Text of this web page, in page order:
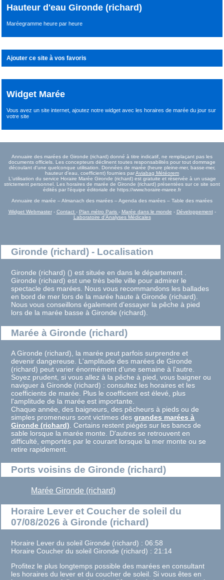
Hauteur d'eau Gironde (richard)
Maréegramme heure par heure
Ajouter ce site à vos favoris
Widget Marée
Vous avez un site internet,ajoutez notre widget avec les horaires de marée du joursur
votre site
Annuaire des marées de Gironde (richard) donné à titre indicatif, ne remplaçant pas les
documents officiels. Les concepteurs déclinent toutes responsabilités pour tout dommage
découlant d'une quelconque utilisation. Données de marée (heure pleine-mer, basse-mer,
hauteur d'eau, coefficient) fournies parAviabag Météorem
L'utilisation du service Horaire Marée Gironde (richard) est gratuite et réservée à un usage
strictement personnel. Les horaires de marée de Gironde (richard) présentées sur ce site sont
édités par l'équipe éditoriale de https://www.horaire-maree.fr
Annuaire de marée – Almanach des marées – Agenda des marées – Table des marées
Widget Webmaster- Contact - Plan métro Paris - Marée dans le monde - Développement-
Laboratoire d'Analyses Médicales
Gironde (richard) - Localisation
Gironde (richard) () est située en dans le département .
Gironde (richard) est une très belle ville pour admirer le
spectacle des marées. Nous vous recommandons les ballades
en bord de mer lors de la marée haute à Gironde (richard).
Nous vous conseillons également d'essayer la pêche à pied
lors de la marée basse à Gironde (richard).
Marée à Gironde (richard)
A Gironde (richard), la marée peut parfois surprendre et
devenir dangereuse. L'amplitude des marées de Gironde
(richard) peut varier énormément d'une semaine à l'autre.
Soyez prudent, si vous allez à la pêche à pied, vous baigner ou
naviguer à Gironde (richard) : consultez les horaires et les
coefficients de marée. Plus le coefficient est élevé, plus
l'amplitude de la marée est importante.
Chaque année, des baigneurs, des pêcheurs à pieds ou de
simples promeneurs sont victimes desgrandes marées à
Gironde (richard). Certains restent piégés sur les bancs de
sable lorsque la marée monte. D'autres se retrouvent en
difficulté, emportés par le courant lorsque la mer monte ou se
retire rapidement.
Ports voisins de Gironde (richard)
Marée Gironde (richard)
Horaire Lever et Coucher de soleil du
07/08/2026 à Gironde (richard)
Horaire Lever du soleil Gironde (richard) : 06:58
Horaire Coucher du soleil Gironde (richard) : 21:14
Profitez le plus longtemps possible des marées en consultant
les horaires du lever et du coucher de soleil. Si vous êtes en